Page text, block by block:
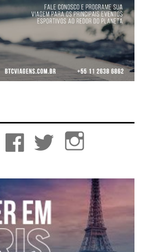
YouTube Facebook Twitter